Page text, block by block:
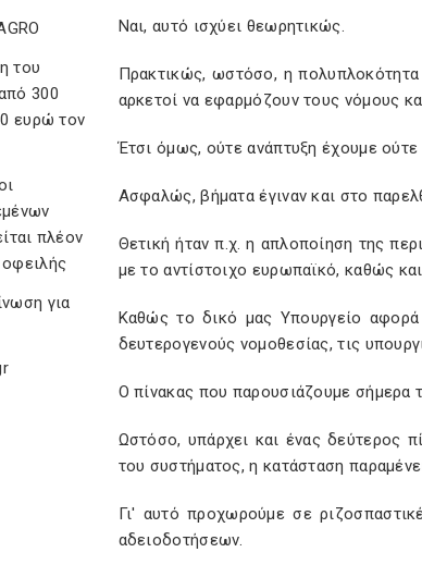
του
300
ευρώ τον
πλέον
για
Ναι, αυτό ισχύει θεωρητικώς.
Πρακτικώς, ωστόσο, η πολυπλοκότητα
αρκετοί να εφαρμόζουν τους νόμους
Έτσι όμως, ούτε ανάπτυξη έχουμε
Ασφαλώς, βήματα έγιναν και στο
Θετική ήταν π.χ. η απλοποίηση της
με το αντίστοιχο ευρωπαϊκό, καθώς
Καθώς το δικό μας Υπουργείο
δευτερογενούς νομοθεσίας, τις
Ο πίνακας που παρουσιάζουμε σήμερα
Ωστόσο, υπάρχει και ένας δεύτερος
του συστήματος, η κατάσταση
Γι' αυτό προχωρούμε σε
αδειοδοτήσεων.